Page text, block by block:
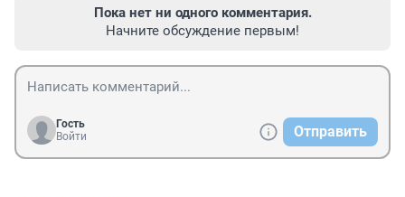
Пока нет ни одного комментария.
Начните обсуждение первым!
Гость
Войти
Отправить